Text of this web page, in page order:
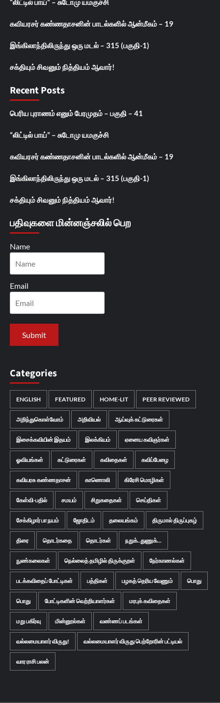
“லிட்டில் பாய்” – சுடோமு யமகுச்சி
கவியரசர் கண்ணதாசனின் பாடல்களில் ஆன்மீகம் – 19
இங்கிலாந்திலிருந்து ஒரு மடல் – 315 (பகுதி-1)
சக்தியும் சிவனும் நித்தியம் ஆவார்!
Recent Posts
பெரிய புராணம் எனும் பேரமுதம் – பகுதி – 41
“லிட்டில் பாய்” – சுடோமு யமகுச்சி
கவியரசர் கண்ணதாசனின் பாடல்களில் ஆன்மீகம் – 19
இங்கிலாந்திலிருந்து ஒரு மடல் – 315 (பகுதி-1)
சக்தியும் சிவனும் நித்தியம் ஆவார்!
பதிவுகளை மின்னஞ்சலில் பெற
Name
Email
Categories
ENGLISH FEATURED HOME-LIT PEER REVIEWED
அறிந்துகொள்வோம் அறிவியல் ஆய்வுக் கட்டுரைகள்
இசைக்கவியின் இதயம் இலக்கியம் ஏனைய கவிஞர்கள்
ஓவியங்கள் கட்டுரைகள் கவிதைகள் கவிப்பேழை
கவியரசு கண்ணதாசன் காணொலி கிரேசி மொழிகள்
கேள்வி-பதில் சமயம் சிறுகதைகள் செய்திகள்
சேக்கிழார் பா நயம் ஜோதிடம் தலையங்கம் திருமால் திருப்புகழ்
திரை தொடர்கதை தொடர்கள் நறுக்..துணுக்...
நுண்கலைகள் நெல்லைத் தமிழில் திருக்குறள் நேர்காணல்கள்
படக்கவிதைப் போட்டிகள் பத்திகள் பழகத் தெரிய வேணும் பொது
பொது போட்டிகளின் வெற்றியாளர்கள் மரபுக் கவிதைகள்
மறு பகிர்வு மின்னூல்கள் வண்ணப் படங்கள்
வல்லமையாளர் விருது! வல்லமையாளர் விருது பெற்றோரின் பட்டியல்
வார ராசி பலன்